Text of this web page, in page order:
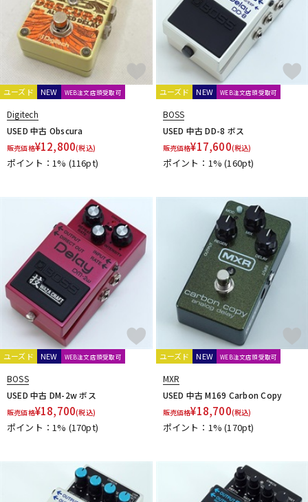
中古 ヴィンテージ
COLLISION DEVICES
Conisis
COPILOT FX
CopperSound Pedals
Cornerstone
Crazy Tube Circuits
CULT
D’Addario DAN ARMSTRONG DanDrive
Danelectro
Darkglass Electronics
dbx Death by Audio
DEE
Demeter
Digitech
DLS DOD Dophix
DSM & HUMBOLDT ELECTRONICS
Dunlop (Jim Dunlop)
E
ELECTRONIC AUDIO EXPERIMENTS
EMMA
Empress Effects
ENDROLL Enfini Custom Works
ENGL
ENO Music
ERNIE BALL Eventide EXCEL EX-Pro
FAT Fender Fender USA FISHMAN
Floatia Designs
Fortin Amplification
F-Pedals
FRACTAL AUDIO SYSTEMS
Free The Tone
Freedom Custom Guitar Research
Fret-Ware
FRIEDMAN friendly fire Fx
FRYER GUITARS
FUCHS
Fulltone
G
G2D GATOR
GRACE design
GREAT EASTERN FX GRECO
Greenchild
Greer Amps
Greuter Audio Gurus Amp Guyatone
H
Hermida Audio Technology
HORIZON DEVICES
HORNET DEVICE
HOTONE
Hughes&Kettner
HUMAN GEAR
ユーズド NEW WEB注文店頭受取可
Digitech
USED 中古 Obscura
販売価格¥12,800(税込)
ポイント：1% (116pt)
ユーズド NEW WEB注文店頭受取可
BOSS
USED 中古 DD-8 ボス
販売価格¥17,600(税込)
ポイント：1%(160pt)
ユーズド NEW WEB注文店頭受取可
BOSS
USED 中古 DM-2w ボス
販売価格¥18,700(税込)
ポイント：1% (170pt)
ユーズド NEW WEB注文店頭受取可
MXR
USED 中古 M169 Carbon Copy
販売価格¥18,700(税込)
ポイント：1%(170pt)